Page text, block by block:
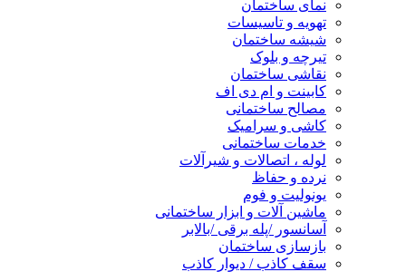
نمای ساختمان
تهویه و تاسیسات
شیشه ساختمان
تیرچه و بلوک
نقاشی ساختمان
کابینت و ام دی اف
مصالح ساختمانی
کاشی و سرامیک
خدمات ساختمانی
لوله ، اتصالات و شیرآلات
نرده و حفاظ
یونولیت و فوم
ماشین آلات و ابزار ساختمانی
آسانسور /پله برقی /بالابر
بازسازی ساختمان
سقف کاذب / دیوار کاذب